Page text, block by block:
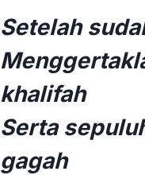
Setelah
khalifah
Serta
gagah